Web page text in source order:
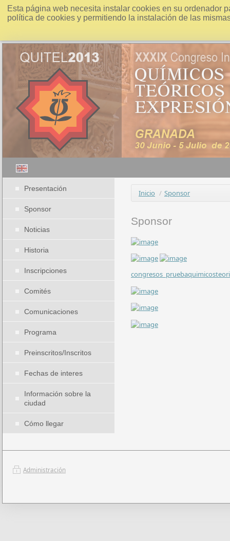
Esta página web necesita instalar cookies en su ordenador
política de cookies y permitiendo la instalación de las
Presentación
Sponsor
Noticias
Historia
Inscripciones
Comités
Comunicaciones
Programa
Preinscritos/Inscritos
Fechas de interes
Información sobre la
ciudad
Cómo llegar
Inicio / Sponsor
Sponsor
Administración